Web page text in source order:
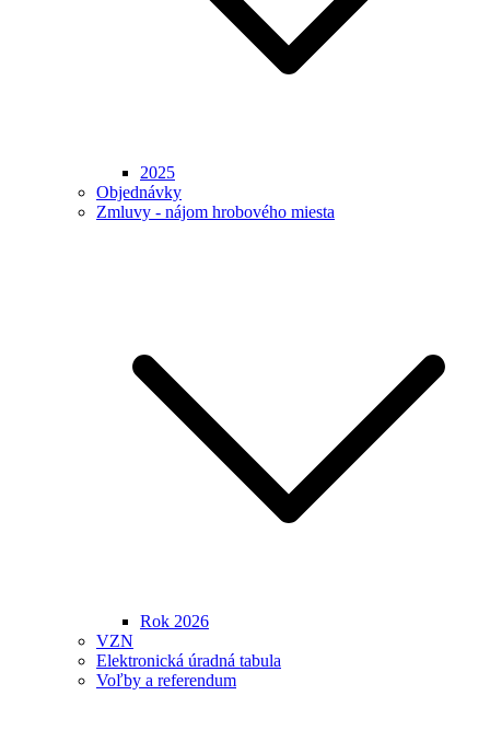
2025
Objednávky
Zmluvy - nájom hrobového miesta
Rok 2026
VZN
Elektronická úradná tabula
Voľby a referendum